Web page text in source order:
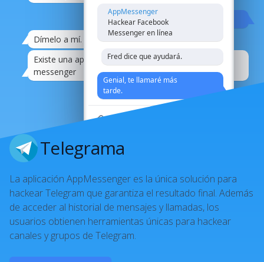
Oh tiempos, oh modales
Dímelo a mí.
21:08
Existe una aplicación para hackear cualquier
messenger
Ya está.
Me paso al correo de palomas
de acuerdo
AppMessenger
Hackear Facebook
Messenger en línea
Fred dice que ayudará.
Genial, te llamaré más
tarde.
Telegrama
La aplicación AppMessenger es la única solución para
hackear Telegram que garantiza el resultado final. Además
de acceder al historial de mensajes y llamadas, los
usuarios obtienen herramientas únicas para hackear
canales y grupos de Telegram.